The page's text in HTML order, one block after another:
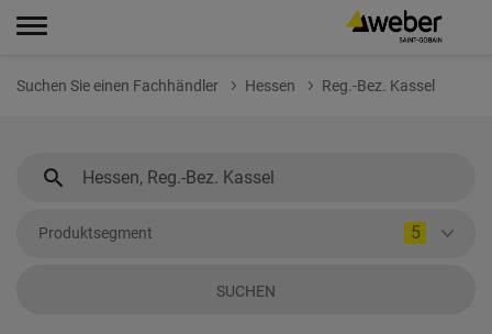
Suchen Sie einen Fachhändler Hessen Reg.-Bez. Kassel
Produktsegment 5
SUCHEN